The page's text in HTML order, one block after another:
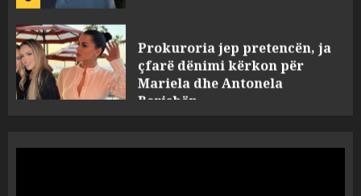
4
Mariela dhe Antonela
Berishën
MARCH 25, 2025